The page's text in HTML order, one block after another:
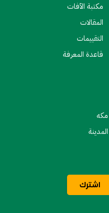
مكتبة الآفات
المقالات
التقييمات
قاعدة المعرفة
مكه
المدينة